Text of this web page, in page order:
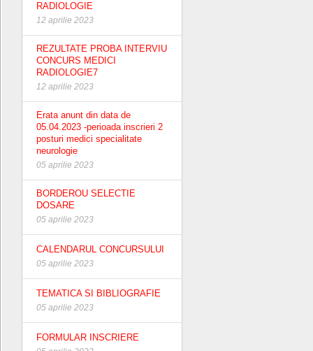
RADIOLOGIE
12 aprilie 2023
REZULTATE PROBA INTERVIU
CONCURS MEDICI
RADIOLOGIE7
12 aprilie 2023
Erata anunt din data de
05.04.2023 -perioada inscrieri 2
posturi medici specialitate
neurologie
05 aprilie 2023
BORDEROU SELECTIE
DOSARE
05 aprilie 2023
CALENDARUL CONCURSULUI
05 aprilie 2023
TEMATICA SI BIBLIOGRAFIE
05 aprilie 2023
FORMULAR INSCRIERE